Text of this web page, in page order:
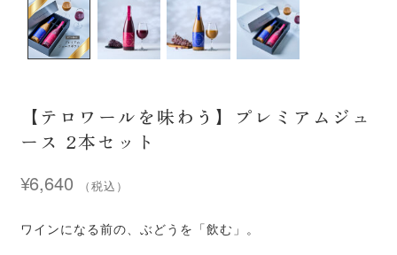
【テロワールを味わう】プレミアムジュ
ース 2本セット
¥6,640 （税込）
ワインになる前の、ぶどうを「飲む」。